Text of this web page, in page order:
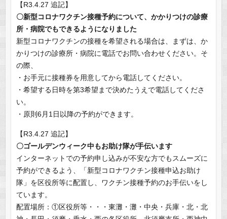
【R3.4.27 追記】
〇新型コロナワクチン接種予約について、かかりつけの診療
所・病院でもできるようになりました
新型コロナワクチンの接種を希望される場合は、まずは、か
かりつけの診療所・病院に電話でお問い合わせください。そ
の際、
・お手元に接種券を用意してから電話してください。
・希望する日時を第3希望まで決めたうえで電話してくださ
い。
・原則6月1日以降の予約ができます。
【R3.4.27 追記】
〇ゴールデンウィーク中もお助け隊が手伝います
インターネットでの予約申し込みが不安な方でもスムーズに
予約ができるよう、「新型コロナワクチン接種申込お助け
隊」を区役所等に配置し、ワクチン接種予約のお手伝いをし
ています。
配置場所：①区役所等・・・東灘・灘・中央・兵庫・北・北